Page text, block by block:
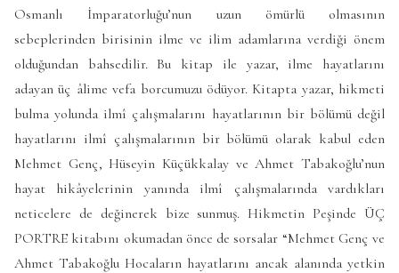
Osmanlı İmparatorluğu’nun uzun ömürlü olmasının
sebeplerinden birisinin ilme ve ilim adamlarına verdiği önem
olduğundan bahsedilir. Bu kitap ile yazar, ilme hayatlarını
adayan üç âlime vefa borcumuzu ödüyor. Kitapta yazar, hikmeti
bulma yolunda ilmî çalışmalarını hayatlarının bir bölümü değil
hayatlarını ilmî çalışmalarının bir bölümü olarak kabul eden
Mehmet Genç, Hüseyin Küçükkalay ve Ahmet Tabakoğlu’nun
hayat hikâyelerinin yanında ilmî çalışmalarında vardıkları
neticelere de değinerek bize sunmuş. Hikmetin Peşinde ÜÇ
PORTRE kitabını okumadan önce de sorsalar “Mehmet Genç ve
Ahmet Tabakoğlu Hocaların hayatlarını ancak alanında yetkin